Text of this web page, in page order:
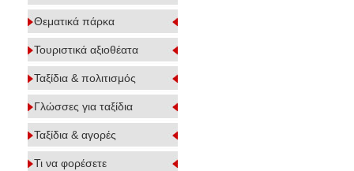
Θεματικά πάρκα
Τουριστικά αξιοθέατα
Ταξίδια & πολιτισμός
Γλώσσες για ταξίδια
Ταξίδια & αγορές
Τι να φορέσετε